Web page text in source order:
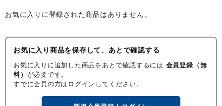
お気に入りに登録された商品はありません。
お気に入り商品を保存して、あとで確認する
お気に入りに追加した商品をあとで確認するには 会員登録（無
料） が必要です。
すでに会員の方はログインしてください。